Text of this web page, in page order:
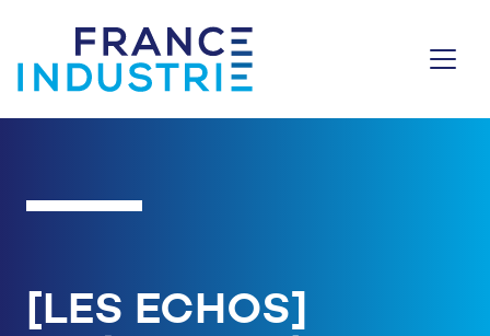
[LES ECHOS]